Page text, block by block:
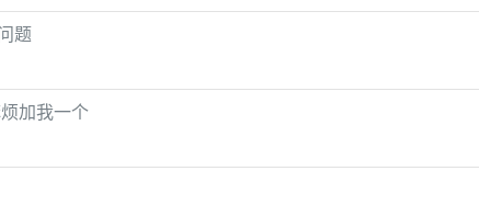
题
加我一个